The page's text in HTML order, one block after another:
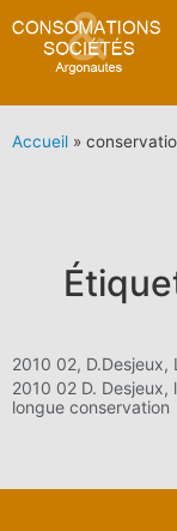
Accueil »
2010 02,
2010 02 D. Desjeux,
longue conservation